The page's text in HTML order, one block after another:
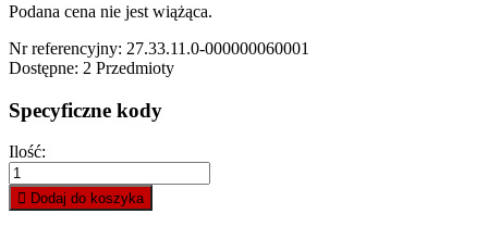
Podana cena nie jest wiążąca.
Nr referencyjny: 27.33.11.0-000000060001
Dostępne: 2 Przedmioty
Specyficzne kody
Ilość:
Dodaj do koszyka